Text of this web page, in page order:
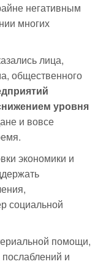
негативным
многих
лица,
общественного
уровня
и вовсе
экономики и
социальной
помощи,
и